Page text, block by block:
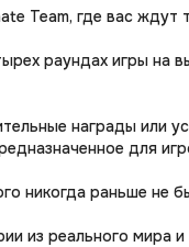
Team, где вас
раундах игры на
награды или
для
никогда раньше
из реального мира